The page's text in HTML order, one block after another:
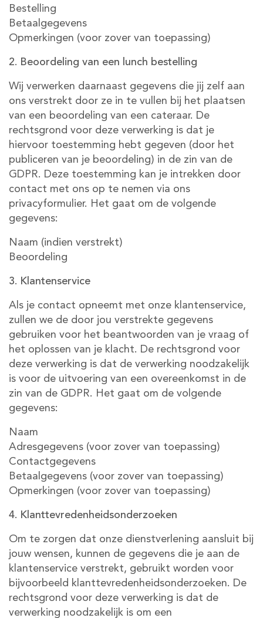
Bestelling
Betaalgegevens
Opmerkingen (voor zover van toepassing)
2. Beoordeling van een lunch bestelling
Wij verwerken daarnaast gegevens die jij zelf aan
ons verstrekt door ze in te vullen bij het plaatsen
van een beoordeling van een cateraar. De
rechtsgrond voor deze verwerking is dat je
hiervoor toestemming hebt gegeven (door het
publiceren van je beoordeling) in de zin van de
GDPR. Deze toestemming kan je intrekken door
contact met ons op te nemen via ons
privacyformulier. Het gaat om de volgende
gegevens:
Naam (indien verstrekt)
Beoordeling
3. Klantenservice
Als je contact opneemt met onze klantenservice,
zullen we de door jou verstrekte gegevens
gebruiken voor het beantwoorden van je vraag of
het oplossen van je klacht. De rechtsgrond voor
deze verwerking is dat de verwerking noodzakelijk
is voor de uitvoering van een overeenkomst in de
zin van de GDPR. Het gaat om de volgende
gegevens:
Naam
Adresgegevens (voor zover van toepassing)
Contactgegevens
Betaalgegevens (voor zover van toepassing)
Opmerkingen (voor zover van toepassing)
4. Klanttevredenheidsonderzoeken
Om te zorgen dat onze dienstverlening aansluit bij
jouw wensen, kunnen de gegevens die je aan de
klantenservice verstrekt, gebruikt worden voor
bijvoorbeeld klanttevredenheidsonderzoeken. De
rechtsgrond voor deze verwerking is dat de
verwerking noodzakelijk is om een